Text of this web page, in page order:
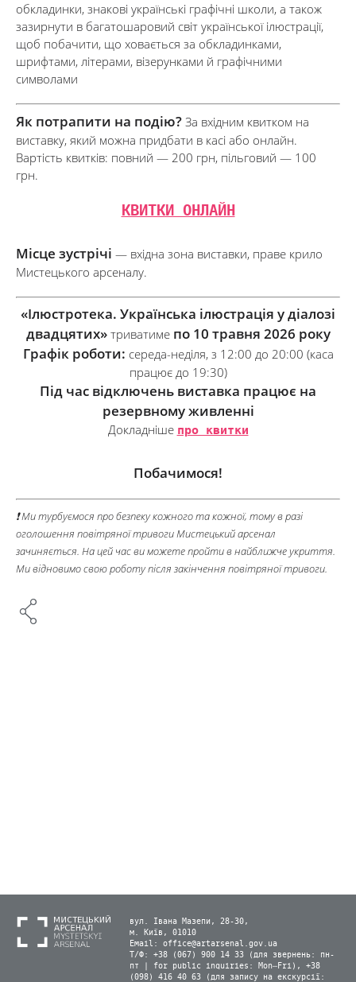
обкладинки, знакові українські графічні школи, а також
зазирнути в багатошаровий світ української ілюстрації,
щоб побачити, що ховається за обкладинками,
шрифтами, літерами, візерунками й графічними
символами
Як потрапити на подію? За вхідним квитком на
виставку, який можна придбати в касі або онлайн.
Вартість квитків: повний — 200 грн, пільговий — 100
грн.
КВИТКИ ОНЛАЙН
Місце зустрічі — вхідна зона виставки, праве крило
Мистецького арсеналу.
«Ілюстротека. Українська ілюстрація у діалозі
двадцятих»триватиме по 10 травня 2026 року
Графік роботи: середа-неділя, з 12:00 до 20:00 (каса
працює до 19:30)
Під час відключень виставка працює на
резервному живленні
Докладніше про квитки
Побачимося!
❗ Ми турбуємося про безпеку кожного та кожної, тому в разі
оголошення повітряної тривоги Мистецький арсенал
зачиняється. На цей час ви можете пройти в найближче укриття.
Ми відновимо свою роботу після закінчення повітряної тривоги.
вул. Івана Мазепи, 28-30,
м. Київ, 01010
Email: office@artarsenal.gov.ua
Т/Ф: +38 (067) 900 14 33 (для звернень: пн-
пт | for public inquiries: Mon–Fri), +38
(098) 416 40 63 (для запису на екскурсії: